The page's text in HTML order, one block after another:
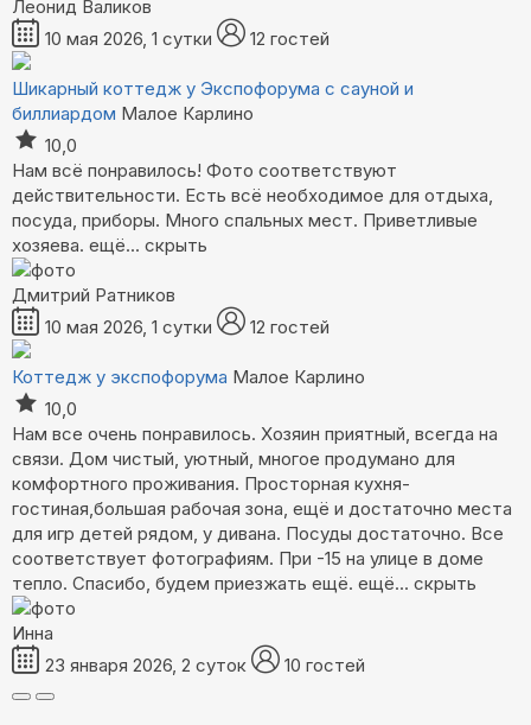
Леонид Валиков
10 мая 2026, 1 сутки
12 гостей
Шикарный коттедж у Экспофорума с сауной и
биллиардом Малое Карлино
10,0
Нам всё понравилось! Фото соответствуют
действительности. Есть всё необходимое для отдыха,
посуда, приборы. Много спальных мест. Приветливые
хозяева. ещё... скрыть
Дмитрий Ратников
10 мая 2026, 1 сутки
12 гостей
Коттедж у экспофорума Малое Карлино
10,0
Нам все очень понравилось. Хозяин приятный, всегда на
связи. Дом чистый, уютный, многое продумано для
комфортного проживания. Просторная кухня-
гостиная,большая рабочая зона, ещё и достаточно места
для игр детей рядом, у дивана. Посуды достаточно. Все
соответствует фотографиям. При -15 на улице в доме
тепло. Спасибо, будем приезжать ещё. ещё... скрыть
Инна
23 января 2026, 2 суток
10 гостей